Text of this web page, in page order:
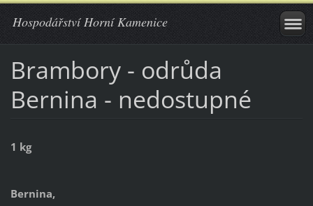
Hospodářství Horní Kamenice
Brambory - odrůda
Bernina - nedostupné
1 kg
Bernina,